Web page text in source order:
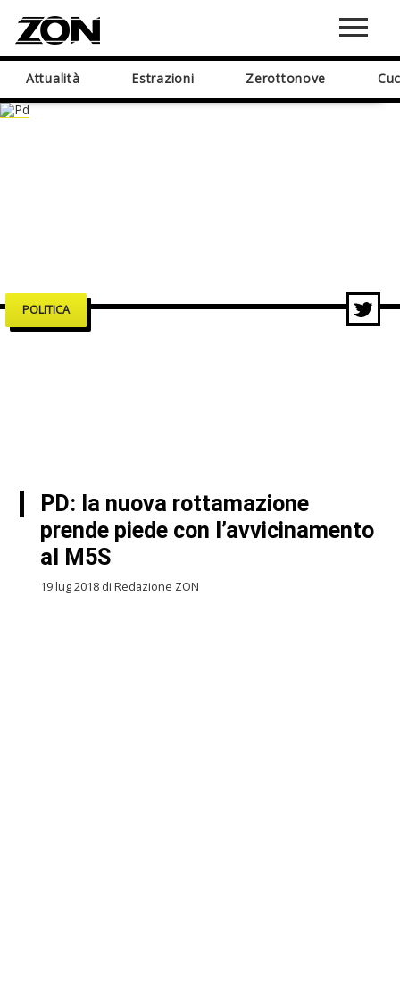
Attualità Estrazioni Zerottonove
POLITICA
PD: la nuova rottamazione
prende piede con l’avvicinamento
al M5S
19 lug 2018 di Redazione ZON